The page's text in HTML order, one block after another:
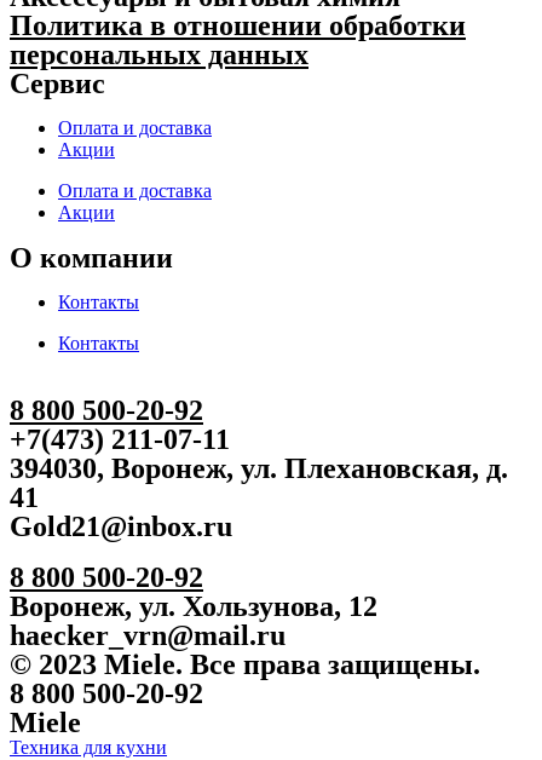
Политика в отношении обработки
персональных данных
Сервис
Оплата и доставка
Акции
Оплата и доставка
Акции
О компании
Контакты
Контакты
8 800 500-20-92
+7(473) 211-07-11
394030, Воронеж, ул. Плехановская, д.
41
Gold21@inbox.ru
8 800 500-20-92
Воронеж, ул. Хользунова, 12
haecker_vrn@mail.ru
© 2023 Miele. Все права защищены.
8 800 500-20-92
Miele
Техника для кухни